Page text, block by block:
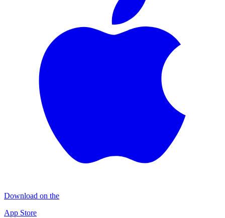
Download on the
App Store